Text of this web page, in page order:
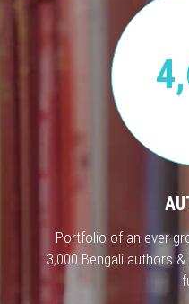
Portfolio of an ever
3,000 Bengali authors